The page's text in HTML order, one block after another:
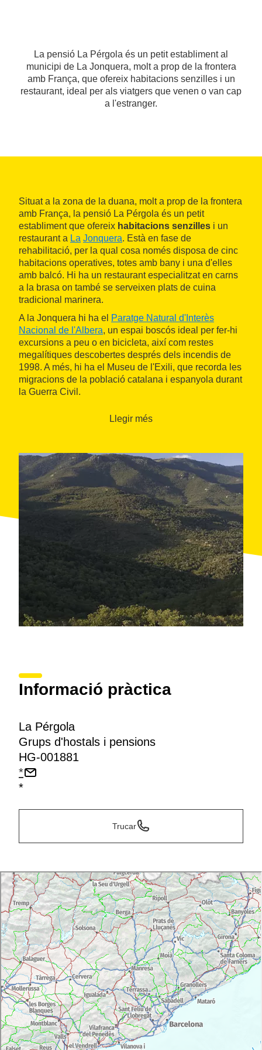
La pensió La Pérgola és un petit establiment al
municipi de La Jonquera, molt a prop de la frontera
amb França, que ofereix habitacions senzilles i un
restaurant, ideal per als viatgers que venen o van cap
a l'estranger.
Situat a la zona de la duana, molt a prop de la frontera
amb França, la pensió La Pérgola és un petit
establiment que ofereix habitacions senzilles i un
restaurant a La Jonquera. Està en fase de
rehabilitació, per la qual cosa només disposa de cinc
habitacions operatives, totes amb bany i una d'elles
amb balcó. Hi ha un restaurant especialitzat en carns
a la brasa on també se serveixen plats de cuina
tradicional marinera.
A la Jonquera hi ha el Paratge Natural d'Interès
Nacional de l'Albera, un espai boscós ideal per fer-hi
excursions a peu o en bicicleta, així com restes
megalítiques descobertes després dels incendis de
1998. A més, hi ha el Museu de l'Exili, que recorda les
migracions de la població catalana i espanyola durant
la Guerra Civil.
Llegir més
Informació pràctica
La Pérgola
Grups d'hostals i pensions
HG-001881
*
*
Trucar